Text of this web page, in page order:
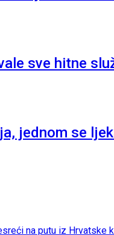
sve hitne
jednom se